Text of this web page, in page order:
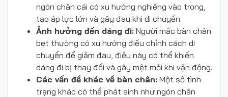
ngón chân cái có xu hướng nghiêng vào trong,
tạo áp lực lớn và gây đau khi di chuyển.
Ảnh hưởng đến dáng đi: Người mắc bàn chân
bẹt thường có xu hướng điều chỉnh cách di
chuyển để giảm đau, điều này có thể khiến
dáng đi bị thay đổi và gây mệt mỏi khi vận động.
Các vấn đề khác về bàn chân: Một số tình
trạng khác có thể phát sinh như ngón chân